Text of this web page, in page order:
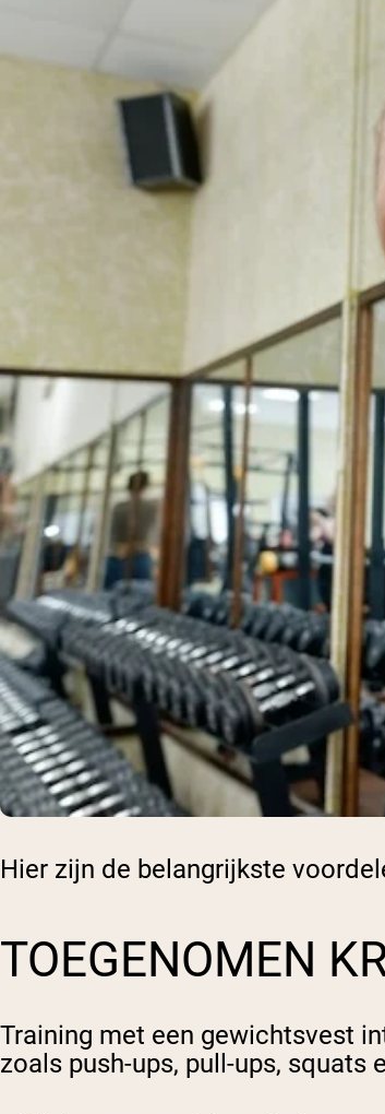
Hier zijn de belangrijkste
TOEGENOMEN
Training met een gewichtsvest
zoals push-ups, pull-ups, squats